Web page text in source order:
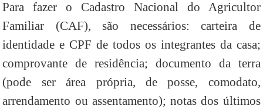
Para fazer o Cadastro Nacional do Agricultor
Familiar (CAF), são necessários: carteira de
identidade e CPF de todos os integrantes da casa;
comprovante de residência; documento da terra
(pode ser área própria, de posse, comodato,
arrendamento ou assentamento); notas dos últimos